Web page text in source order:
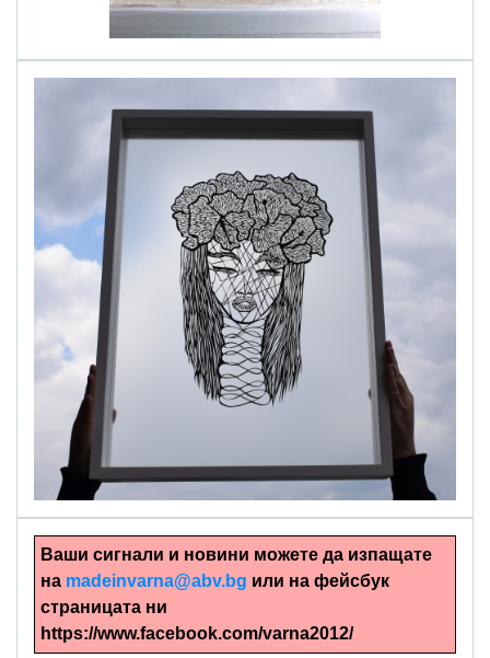
Ръчно изрязани картини
Ваши сигнали и новини можете да изпащате
на madeinvarna@abv.bg или на фейсбук
страницата ни
https://www.facebook.com/varna2012/